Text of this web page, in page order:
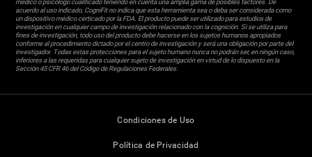
acuerdo al uso indicado, CogniFit no indica que esta herramienta sea o deba ser considerada como
un dispositivo médico certicado por la FDA. El producto puede ser utilizado para estudios de
investigación en cualquier campo de investigación relacionado con la cognición. Si se utiliza para
fines de investigación, todo uso del producto debe hacerse en los sujetos humanos apropiados
conforme al procedimiento dictado por el centro de investigación y será una obligación por parte del
investigador. Todas estas protecciones para el sujeto humano nunca no podrán ser, en ningún caso,
inferiores a las requeridas para cualquier sujeto de investigación en virtud de lo dispuesto en la
Sección 45 CFR 46 del Código de Regulaciones Federales.
Condiciones de Uso
Política de Privacidad